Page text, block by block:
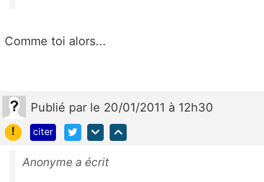
Comme toi alors...
Publié par le 20/01/2011 à 12h30
!
citer
Anonyme a écrit